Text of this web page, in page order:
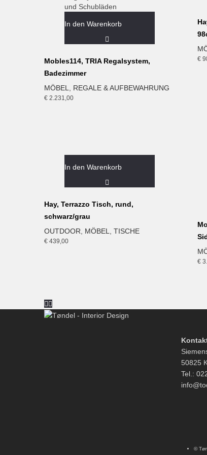
In den Warenkorb
Mobles114, TRIA Regalsystem,
Badezimmer
MÖBEL
REGALE & AUFBEWAHRUNG
€ 2.231,00
€
In den Warenkorb
Hay, Terrazzo Tisch, rund,
schwarz/grau
OUTDOOR
MÖBEL TISCHE
€ 439,00
€
50825
Tel.:
©